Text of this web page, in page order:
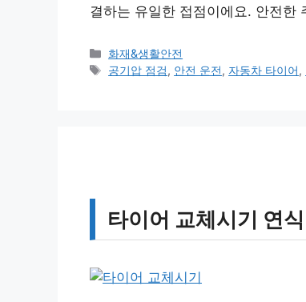
결하는 유일한 접점이에요. 안전한
카
테
화재&생활안전
태
공기압 점검, 안전 운전, 자동차 타이어,
타이어 교체시기 연